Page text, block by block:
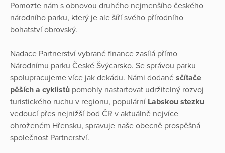
Pomozte nám s obnovou druhého nejmenšího českého
národního parku, který je ale šíří svého přírodního
bohatství obrovský.
Nadace Partnerství vybrané finance zasílá přímo
Národnímu parku České Švýcarsko. Se správou parku
spolupracujeme více jak dekádu. Námi dodané sčítače
pěších a cyklistů pomohly nastartovat udržitelný rozvoj
turistického ruchu v regionu, populárníLabskou stezku
vedoucí přes nejnižší bod ČR v aktuálně nejvíce
ohroženém Hřensku, spravuje naše obecně prospěšná
společnost Partnerství.